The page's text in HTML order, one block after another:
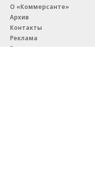
О «Коммерсанте»
Архив
Контакты
Реклама
Вакансии